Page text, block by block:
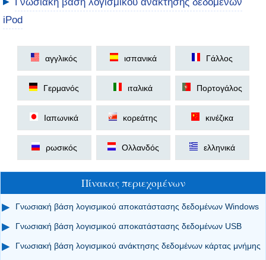
iPod
αγγλικός ισπανικά Γάλλος
Γερμανός ιταλικά Πορτογάλος
Ιαπωνικά κορεάτης κινέζικα
ρωσικός Ολλανδός ελληνικά
Πίνακας περιεχομένων
Γνωσιακή βάση λογισμικού αποκατάστασης δεδομένων Windows
Γνωσιακή βάση λογισμικού αποκατάστασης δεδομένων USB
Γνωσιακή βάση λογισμικού ανάκτησης δεδομένων κάρτας μνήμης